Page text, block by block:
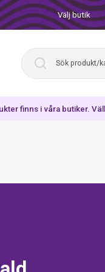
Välj butik
finns i våra butiker.